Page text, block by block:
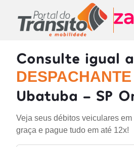
Consulte igual
DESPACHANTE
Ubatuba - SP
Veja seus débitos veiculares
graça e pague tudo em até 12x!